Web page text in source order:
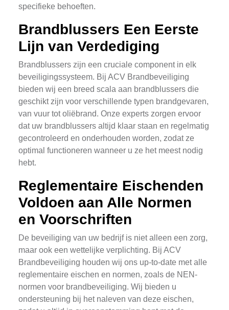
specifieke behoeften.
Brandblussers Een Eerste
Lijn van Verdediging
Brandblussers zijn een cruciale component in elk
beveiligingssysteem. Bij ACV Brandbeveiliging
bieden wij een breed scala aan brandblussers die
geschikt zijn voor verschillende typen brandgevaren,
van vuur tot oliëbrand. Onze experts zorgen ervoor
dat uw brandblussers altijd klaar staan en regelmatig
gecontroleerd en onderhouden worden, zodat ze
optimal functioneren wanneer u ze het meest nodig
hebt.
Reglementaire Eischenden
Voldoen aan Alle Normen
en Voorschriften
De beveiliging van uw bedrijf is niet alleen een zorg,
maar ook een wettelijke verplichting. Bij ACV
Brandbeveiliging houden wij ons up-to-date met alle
reglementaire eischen en normen, zoals de NEN-
normen voor brandbeveiliging. Wij bieden u
ondersteuning bij het naleven van deze eischen,